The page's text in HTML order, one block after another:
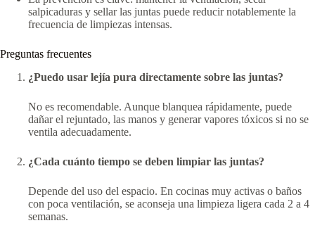
salpicaduras y sellar las juntas puede reducir notablemente la
frecuencia de limpiezas intensas.
Preguntas frecuentes
¿Puedo usar lejía pura directamente sobre las juntas?
No es recomendable. Aunque blanquea rápidamente, puede
dañar el rejuntado, las manos y generar vapores tóxicos si no se
ventila adecuadamente.
¿Cada cuánto tiempo se deben limpiar las juntas?
Depende del uso del espacio. En cocinas muy activas o baños
con poca ventilación, se aconseja una limpieza ligera cada 2 a 4
semanas.